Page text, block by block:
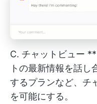
C. チャットビュー **
トの最新情報を話し
するプランなど、チ
を可能にする。